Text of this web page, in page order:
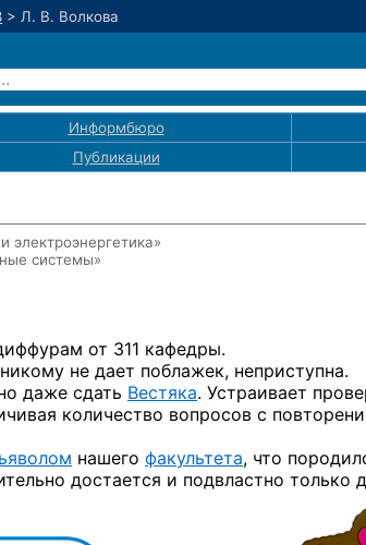
> Л. В. Волкова
Информбюро
Публикации
системы»
от 311 кафедры.
не дает поблажек, неприступна.
даже сдать Вестяка. Устраивает
количество вопросов с
нашего факультета, что
достается и подвластно только